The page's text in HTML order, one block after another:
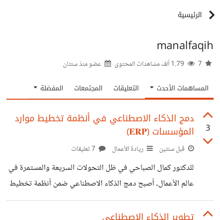
الرئيسية
manalfaqih
عضو منذسنتان
المساهمات الأحدث التعليقات المجتمعات المفضلة
3
دمج الذكاء الاصطناعي في أنظمة تخطيط موارد
المؤسسات (𝐄𝐑𝐏)
قبل سنتين ريادة الأعمال
للدكتور كمال الصباحي في ظل التحولات السريعة والمستمرة في
عالم الأعمال، أصبح دمج الذكاء الاصطناعي ضمن أنظمة تخطيط
موارد المؤسسات (ERP) ضرورة حتمية لا غنى عنها لضمان
الاستمرارية والتفوق التنافسي. فيمكن للذكاء الاصطناعي ان يعزز